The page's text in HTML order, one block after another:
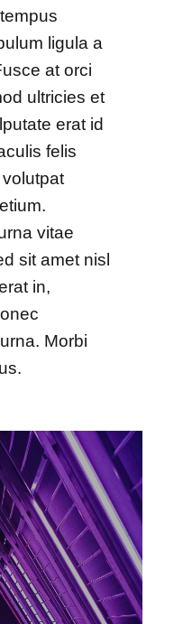
ligula a
at orci
ultricies et
erat id
felis
vitae
sit amet nisl
in,
Morbi